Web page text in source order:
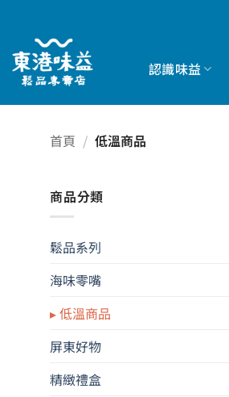
content
認識味益
首頁 / 低溫商品
商品分類
鬆品系列
海味零嘴
低溫商品
屏東好物
精緻禮盒